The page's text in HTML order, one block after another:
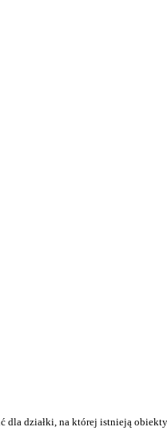
dla działki, na której istnieją obiekty